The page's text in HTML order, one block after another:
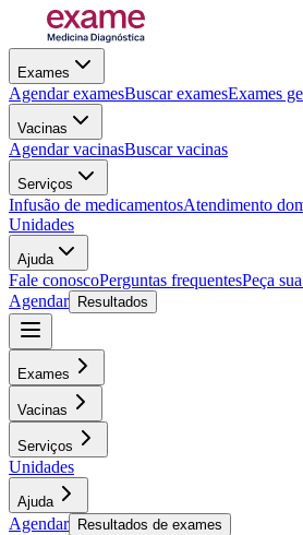
Exames
Agendar examesBuscar examesExames
Vacinas
Agendar vacinasBuscar vacinas
Serviços
Infusão de medicamentosAtendimento
Unidades
Ajuda
Fale conoscoPerguntas frequentesPeça
Agendar
Resultados
Exames
Vacinas
Serviços
Unidades
Ajuda
Agendar Resultados de exames